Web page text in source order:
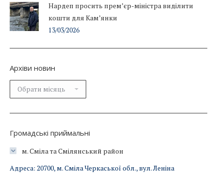
Нардеп просить прем’єр-міністра виділити
кошти для Кам’янки
13/03/2026
Архіви новин
Архіви
новин
Громадські приймальні
м. Сміла та Смілянський район
Адреса: 20700, м. Сміла Черкаської обл., вул. Леніна